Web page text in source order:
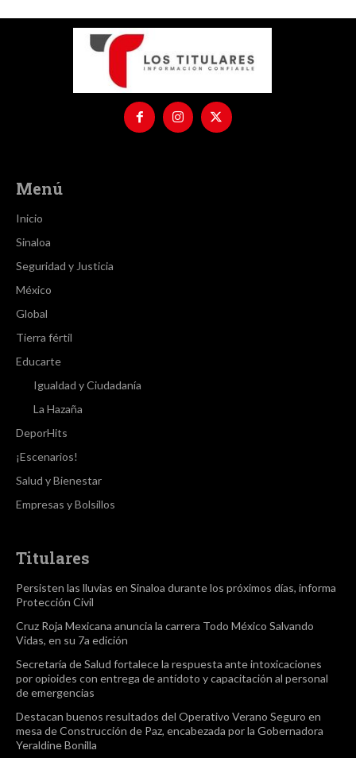
Menú
Inicio
Sinaloa
Seguridad y Justicia
México
Global
Tierra fértil
Educarte
Igualdad y Ciudadanía
La Hazaña
DeporHits
¡Escenarios!
Salud y Bienestar
Empresas y Bolsillos
Titulares
Persisten las lluvias en Sinaloa durante los próximos días, informa
Protección Civil
Cruz Roja Mexicana anuncia la carrera Todo México Salvando
Vidas, en su 7a edición
Secretaría de Salud fortalece la respuesta ante intoxicaciones
por opioides con entrega de antídoto y capacitación al personal
de emergencias
Destacan buenos resultados del Operativo Verano Seguro en
mesa de Construcción de Paz, encabezada por la Gobernadora
Yeraldine Bonilla